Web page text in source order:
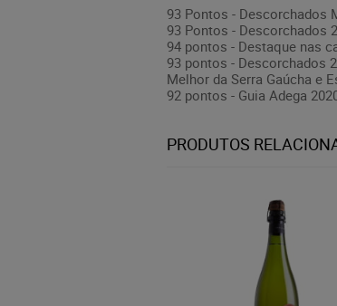
93 Pontos - Descorchados
93 Pontos - Descorchados
94 pontos - Destaque nas
93 pontos - Descorchados
Melhor da Serra Gaúcha e
92 pontos - Guia Adega
PRODUTOS